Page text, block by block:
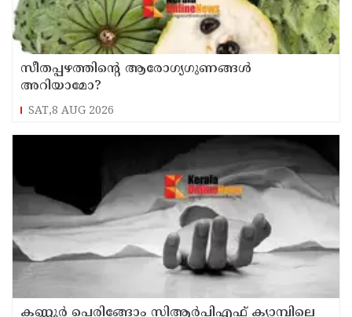
സീതപ്പഴത്തിന്റെ ആരോഗ്യഗുണങ്ങൾ
അറിയാമോ?
SAT,8 AUG 2026
കണ്ണൂര്‍ പെരിങ്ങോം സിആര്‍പിഎഫ് ക്യാമ്പിലെ